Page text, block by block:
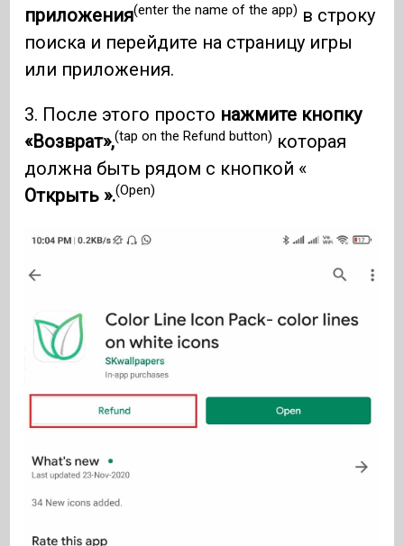
приложения(enter the name of the app) в строку
поиска и перейдите на страницу игры
или приложения.
3. После этого просто нажмите кнопку
«Возврат»,(tap on the Refund button) которая
должна быть рядом с кнопкой «
Открыть ».(Open)